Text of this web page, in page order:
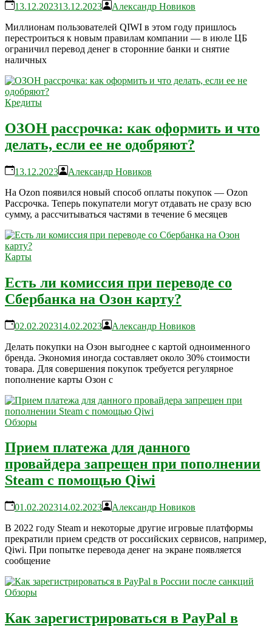
13.12.202313.12.2023
Александр Новиков
Миллионам пользователей QIWI в этом году пришлось
перестроиться к новым правилам компании — в июле ЦБ
ограничил перевод денег в сторонние банки и снятие
наличных
Кредиты
ОЗОН рассрочка: как оформить и что
делать, если ее не одобряют?
13.12.2023
Александр Новиков
На Ozon появился новый способ оплаты покупок — Ozon
Рассрочка. Теперь покупатели могут отдавать не сразу всю
сумму, а рассчитываться частями в течение 6 месяцев
Карты
Есть ли комиссия при переводе со
Сбербанка на Озон карту?
02.02.202314.02.2023
Александр Новиков
Делать покупки на Озон выгоднее с картой одноименного
бренда. Экономия иногда составляет около 30% стоимости
товара. Для совершения покупок требуется регулярное
пополнение карты Озон с
Обзоры
Прием платежа для данного
провайдера запрещен при пополнении
Steam с помощью Qiwi
01.02.202314.02.2023
Александр Новиков
В 2022 году Steam и некоторые другие игровые платформы
прекратили прием средств от российских сервисов, например,
Qiwi. При попытке перевода денег на экране появляется
сообщение
Обзоры
Как зарегистрироваться в PayPal в